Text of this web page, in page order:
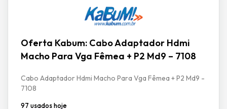
Oferta Kabum: Cabo Adaptador Hdmi
Macho Para Vga Fêmea + P2 Md9 – 7108
Cabo Adaptador Hdmi Macho Para Vga Fêmea + P2 Md9 -
7108
97 usados hoje